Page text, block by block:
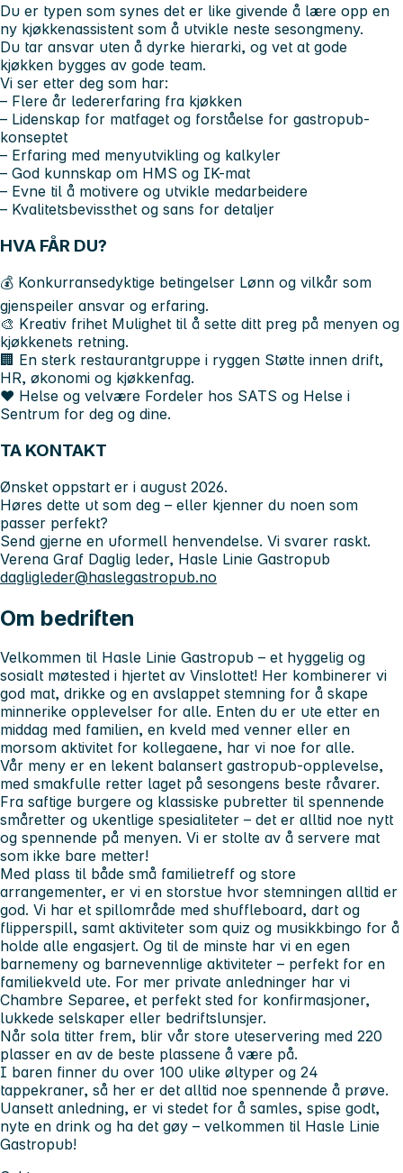
Du er typen som synes det er like givende å lære opp en
ny kjøkkenassistent som å utvikle neste sesongmeny.
Du tar ansvar uten å dyrke hierarki, og vet at gode
kjøkken bygges av gode team.
Vi ser etter deg som har:
– Flere år ledererfaring fra kjøkken
– Lidenskap for matfaget og forståelse for gastropub-
konseptet
– Erfaring med menyutvikling og kalkyler
– God kunnskap om HMS og IK-mat
– Evne til å motivere og utvikle medarbeidere
– Kvalitetsbevissthet og sans for detaljer
HVA FÅR DU?
💰 Konkurransedyktige betingelser Lønn og vilkår som
gjenspeiler ansvar og erfaring.
🎨 Kreativ frihet Mulighet til å sette ditt preg på menyen og
kjøkkenets retning.
🏢 En sterk restaurantgruppe i ryggen Støtte innen drift,
HR, økonomi og kjøkkenfag.
❤ Helse og velvære Fordeler hos SATS og Helse i
Sentrum for deg og dine.
TA KONTAKT
Ønsket oppstart er i august 2026.
Høres dette ut som deg – eller kjenner du noen som
passer perfekt?
Send gjerne en uformell henvendelse. Vi svarer raskt.
Verena Graf Daglig leder, Hasle Linie Gastropub
dagligleder@haslegastropub.no
Om bedriften
Velkommen til Hasle Linie Gastropub – et hyggelig og
sosialt møtested i hjertet av Vinslottet! Her kombinerer vi
god mat, drikke og en avslappet stemning for å skape
minnerike opplevelser for alle. Enten du er ute etter en
middag med familien, en kveld med venner eller en
morsom aktivitet for kollegaene, har vi noe for alle.
Vår meny er en lekent balansert gastropub-opplevelse,
med smakfulle retter laget på sesongens beste råvarer.
Fra saftige burgere og klassiske pubretter til spennende
småretter og ukentlige spesialiteter – det er alltid noe nytt
og spennende på menyen. Vi er stolte av å servere mat
som ikke bare metter!
Med plass til både små familietreff og store
arrangementer, er vi en storstue hvor stemningen alltid er
god. Vi har et spillområde med shuffleboard, dart og
flipperspill, samt aktiviteter som quiz og musikkbingo for å
holde alle engasjert. Og til de minste har vi en egen
barnemeny og barnevennlige aktiviteter – perfekt for en
familiekveld ute. For mer private anledninger har vi
Chambre Separee, et perfekt sted for konfirmasjoner,
lukkede selskaper eller bedriftslunsjer.
Når sola titter frem, blir vår store uteservering med 220
plasser en av de beste plassene å være på.
I baren finner du over 100 ulike øltyper og 24
tappekraner, så her er det alltid noe spennende å prøve.
Uansett anledning, er vi stedet for å samles, spise godt,
nyte en drink og ha det gøy – velkommen til Hasle Linie
Gastropub!